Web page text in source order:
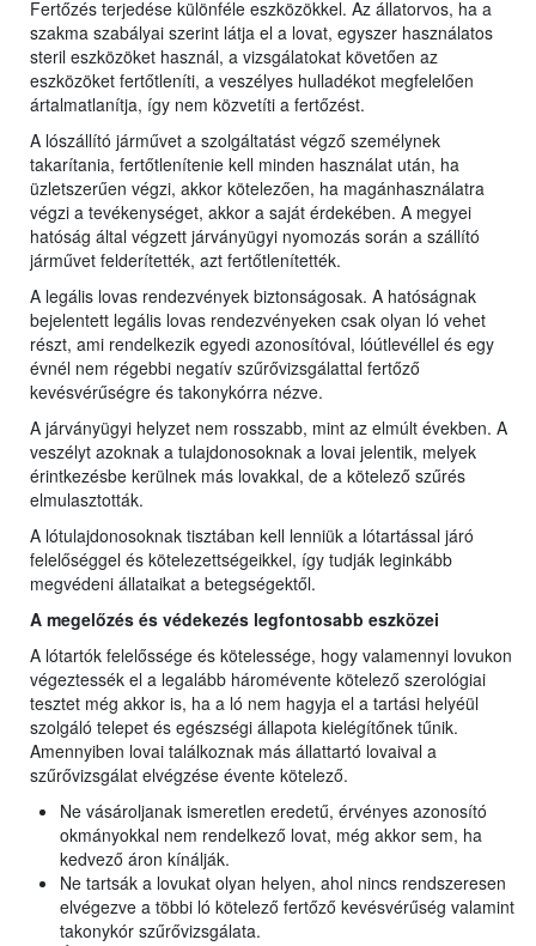
Fertőzés terjedése különféle eszközökkel. Az állatorvos, ha a
szakma szabályai szerint látja el a lovat, egyszer használatos
steril eszközöket használ, a vizsgálatokat követően az
eszközöket fertőtleníti, a veszélyes hulladékot megfelelően
ártalmatlanítja, így nem közvetíti a fertőzést.
A lószállító járművet a szolgáltatást végző személynek
takarítania, fertőtlenítenie kell minden használat után, ha
üzletszerűen végzi, akkor kötelezően, ha magánhasználatra
végzi a tevékenységet, akkor a saját érdekében. A megyei
hatóság által végzett járványügyi nyomozás során a szállító
járművet felderítették, azt fertőtlenítették.
A legális lovas rendezvények biztonságosak. A hatóságnak
bejelentett legális lovas rendezvényeken csak olyan ló vehet
részt, ami rendelkezik egyedi azonosítóval, lóútlevéllel és egy
évnél nem régebbi negatív szűrővizsgálattal fertőző
kevésvérűségre és takonykórra nézve.
A járványügyi helyzet nem rosszabb, mint az elmúlt években. A
veszélyt azoknak a tulajdonosoknak a lovai jelentik, melyek
érintkezésbe kerülnek más lovakkal, de a kötelező szűrés
elmulasztották.
A lótulajdonosoknak tisztában kell lenniük a lótartással járó
felelőséggel és kötelezettségeikkel, így tudják leginkább
megvédeni állataikat a betegségektől.
A megelőzés és védekezés legfontosabb eszközei
A lótartók felelőssége és kötelessége, hogy valamennyi lovukon
végeztessék el a legalább háromévente kötelező szerológiai
tesztet még akkor is, ha a ló nem hagyja el a tartási helyéül
szolgáló telepet és egészségi állapota kielégítőnek tűnik.
Amennyiben lovai találkoznak más állattartó lovaival a
szűrővizsgálat elvégzése évente kötelező.
Ne vásároljanak ismeretlen eredetű, érvényes azonosító
okmányokkal nem rendelkező lovat, még akkor sem, ha
kedvező áron kínálják.
Ne tartsák a lovukat olyan helyen, ahol nincs rendszeresen
elvégezve a többi ló kötelező fertőző kevésvérűség valamint
takonykór szűrővizsgálata.